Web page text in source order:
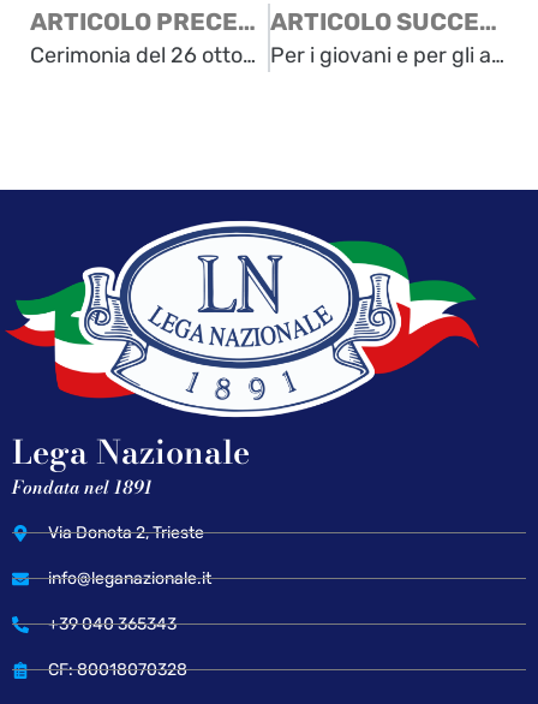
ARTICOLO PRECEDENTE
Cerimonia del 26 ottobre 2011: le immagini
ARTICOLO SUCCESSIVO
Per i giovani e per gli altri
Lega Nazionale
Fondata nel 1891
Via Donota 2, Trieste
info@leganazionale.it
+39 040 365343
CF: 80018070328